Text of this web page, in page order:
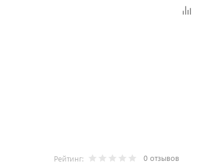
Рейтинг: 0 отзывов